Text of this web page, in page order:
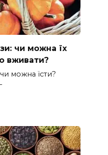
чи можна їх
вживати?
можна їсти?